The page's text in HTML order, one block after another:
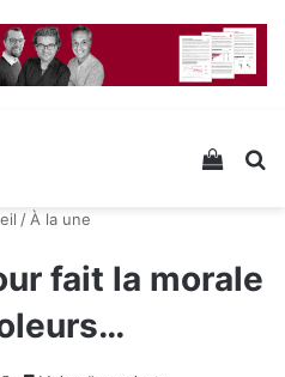
Voir
/ À la une
fait la morale